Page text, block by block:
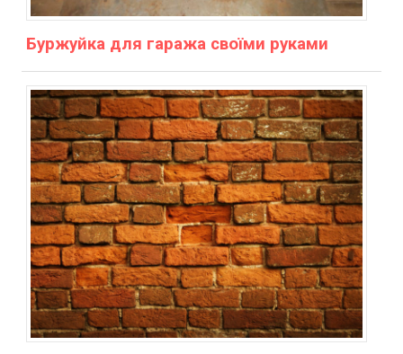
Буржуйка для гаража своїми руками